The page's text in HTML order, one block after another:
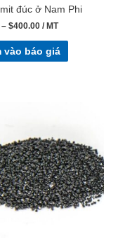
đúc ở Nam Phi
– $400.00 / MT
vào báo giá